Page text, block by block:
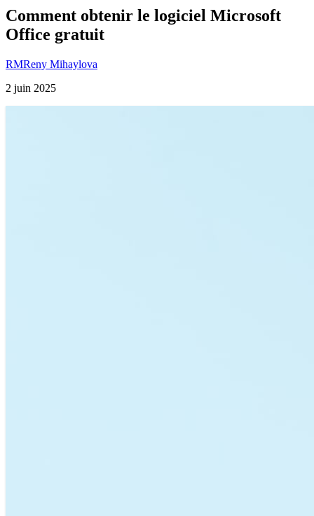
Comment obtenir le logiciel Microsoft
Office gratuit
RMReny Mihaylova
2 juin 2025